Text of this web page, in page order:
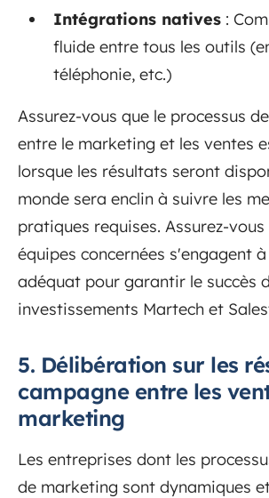
Intégrations natives :
fluide entre tous les outils
téléphonie, etc.)
Assurez-vous que le processus
entre le marketing et les ventes
lorsque les résultats seront
monde sera enclin à suivre les
pratiques requises. Assurez-
équipes concernées s'engagent
adéquat pour garantir le succès
investissements Martech et
5. Délibération sur les
campagne entre les
marketing
Les entreprises dont les
de marketing sont dynamiques